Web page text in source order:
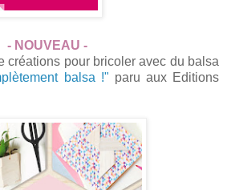
- NOUVEAU -
créations pour bricoler avec du balsa
balsa !" paru aux Editions